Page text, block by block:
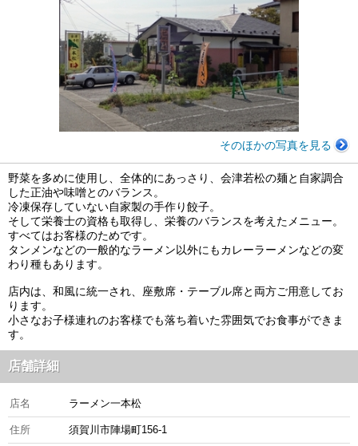
そのほかの写真を見る
野菜を多めに使用し、全体的にあっさり、会津若松の麺と自家調合
した正油や味噌とのバランス。
冷凍保存していない自家製の手作り餃子。
そして栄養士の資格も取得し、栄養のバランスを考えたメニュー。
すべてはお客様のためです。
タンメンなどの一般的なラーメン以外にもカレーラーメンなどの変
わり種もあります。
店内は、和風に統一され、座敷席・テーブル席と両方ご用意してお
ります。
小さなお子様連れのお客様でも落ち着いた雰囲気でお食事ができま
す。
店舗詳細
店名 ラーメン一本松
住所 須賀川市陣場町156-1